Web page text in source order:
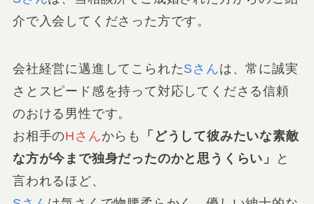
介で入会してくださった方です。
会社経営に邁進してこられたSさんは、常に誠実
さとスピード感を持って対応してくださる信頼
のおける男性です。
お相手のHさんからも
「どうして彼みたいな素敵
な方が今まで独身だったのかと思うくらい」
と
言われるほど、